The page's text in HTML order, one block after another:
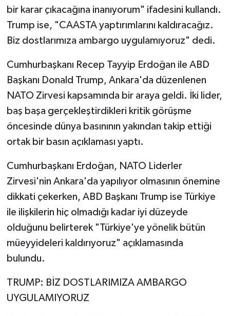
bir karar çıkacağına inanıyorum" ifadesini kullandı.
Trump ise, "CAASTA yaptırımlarını kaldıracağız.
Biz dostlarımıza ambargo uygulamıyoruz" dedi.
Cumhurbaşkanı Recep Tayyip Erdoğan ile ABD
Başkanı Donald Trump, Ankara'da düzenlenen
NATO Zirvesi kapsamında bir araya geldi. İki lider,
baş başa gerçekleştirdikleri kritik görüşme
öncesinde dünya basınının yakından takip ettiği
ortak bir basın açıklaması yaptı.
Cumhurbaşkanı Erdoğan, NATO Liderler
Zirvesi'nin Ankara'da yapılıyor olmasının önemine
dikkati çekerken, ABD Başkanı Trump ise Türkiye
ile ilişkilerin hiç olmadığı kadar iyi düzeyde
olduğunu belirterek "Türkiye'ye yönelik bütün
müeyyideleri kaldırıyoruz" açıklamasında
bulundu.
TRUMP: BİZ DOSTLARIMIZA AMBARGO
UYGULAMIYORUZ